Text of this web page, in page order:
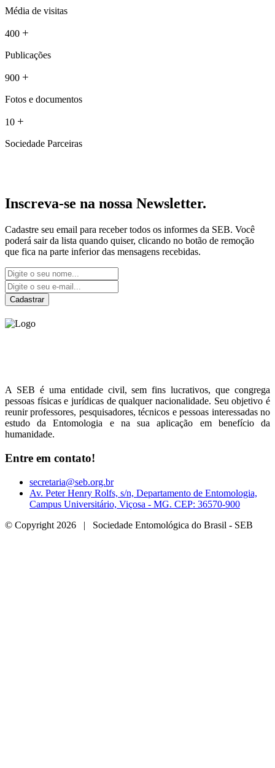
Média de visitas
400 +
Publicações
900 +
Fotos e documentos
10 +
Sociedade Parceiras
Inscreva-se na nossa Newsletter.
Cadastre seu email para receber todos os informes da SEB. Você
poderá sair da lista quando quiser, clicando no botão de remoção
que fica na parte inferior das mensagens recebidas.
Cadastrar
A SEB é uma entidade civil, sem fins lucrativos, que congrega
pessoas físicas e jurídicas de qualquer nacionalidade. Seu objetivo é
reunir professores, pesquisadores, técnicos e pessoas interessadas no
estudo da Entomologia e na sua aplicação em benefício da
humanidade.
Entre em contato!
secretaria@seb.org.br
Av. Peter Henry Rolfs, s/n, Departamento de Entomologia,
Campus Universitário, Viçosa - MG. CEP: 36570-900
© Copyright 2026 | Sociedade Entomológica do Brasil - SEB